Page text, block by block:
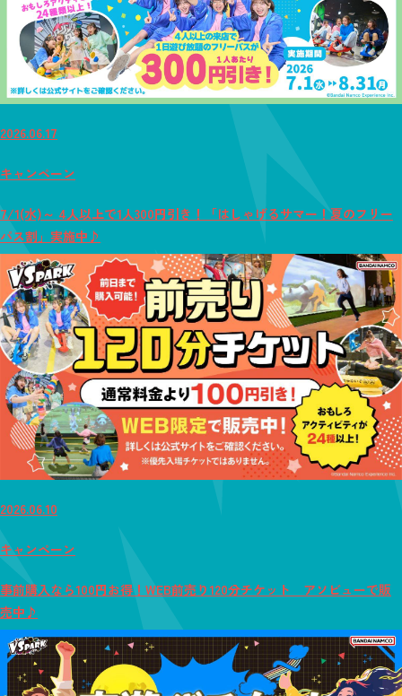
2026.06.17
キャンペーン
7/1(水)～ 4人以上で1人300円引き！「はしゃげるサマー！夏のフリー
パス割」実施中♪
2026.06.10
キャンペーン
事前購入なら100円お得！WEB前売り120分チケット アソビューで販
売中♪